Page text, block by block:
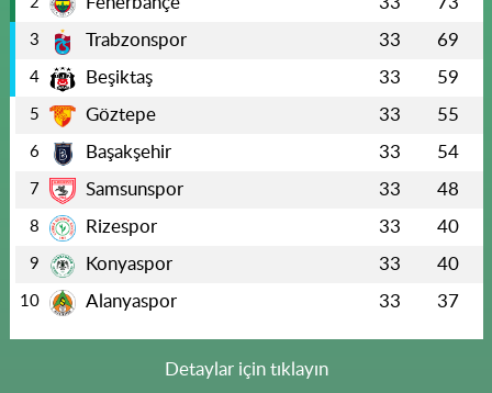
3 Trabzonspor 33 69
4 Beşiktaş 33 59
5 Göztepe 33 55
6 Başakşehir 33 54
7 Samsunspor 33 48
8 Rizespor 33 40
9 Konyaspor 33 40
10 Alanyaspor 33 37
Detaylar için tıklayın